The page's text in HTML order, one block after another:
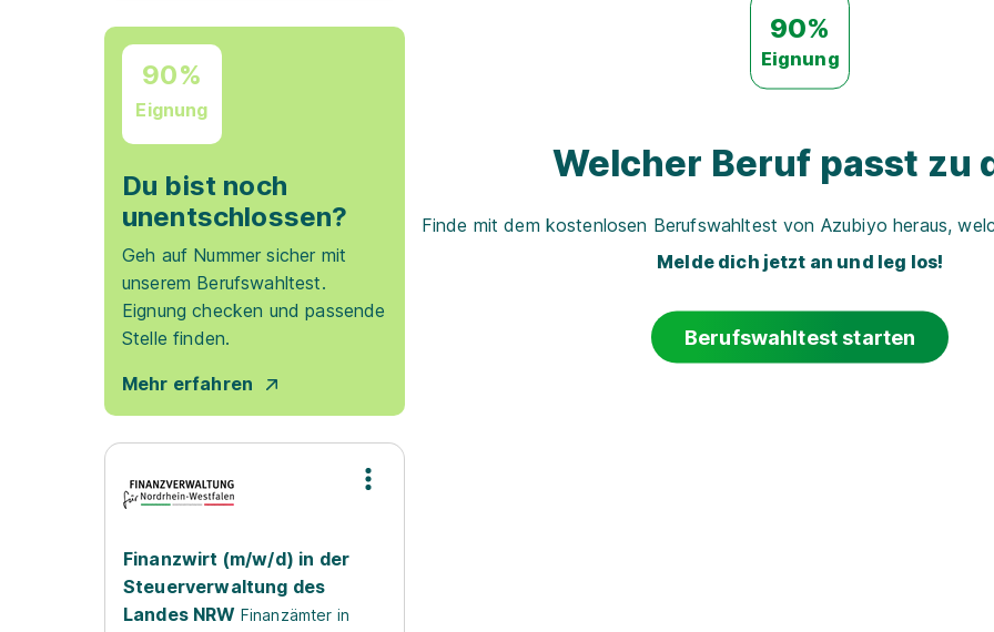
90%
Eignung
Du bist noch
unentschlossen?
Geh auf Nummer sicher mit
unserem Berufswahltest.
Eignung checken und passende
Stelle finden.
Mehr erfahren
Finanzwirt (m/w/d) in der
Steuerverwaltung des
Landes NRW Finanzämter in
90%
Eignung
Welcher Beruf passt zu
Finde mit dem kostenlosen Berufswahltest von Azubiyo heraus,
Melde dich jetzt an und leg los!
Berufswahltest starten